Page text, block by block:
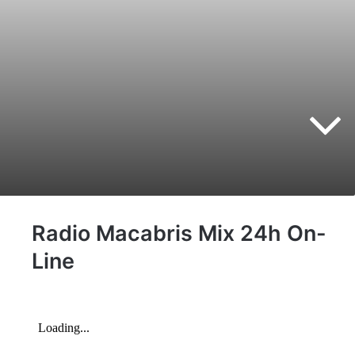
Radio Macabris Mix 24h On-
Line